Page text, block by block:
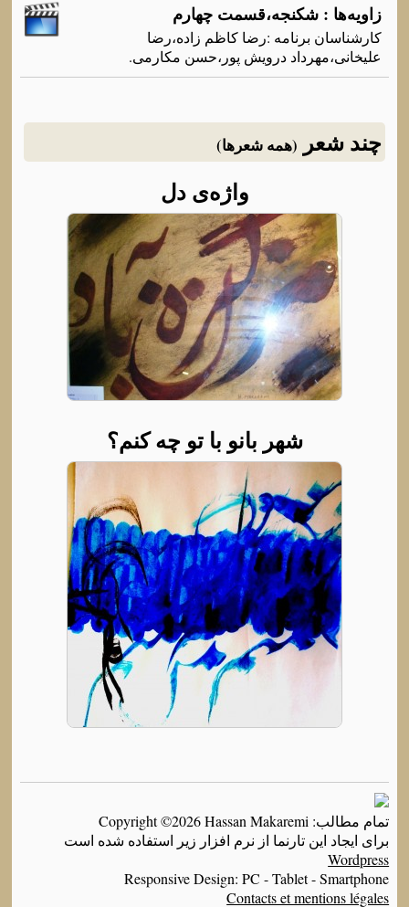
زاویه‌ها : شکنجه‌،قسمت چهارم
کارشناسان برنامه‌ :رضا کاظم زاده‌،رضا
علیخانی،مهرداد درویش پور،حسن مکارمی.
چند شعر (همه شعرها)
واژه‌ی دل
شهر بانو با تو چه کنم؟
تمام مطالب: Copyright ©2026 Hassan Makaremi
برای ایجاد این تارنما از نرم افزار زیر استفاده شده است
Wordpress
Responsive Design: PC - Tablet - Smartphone
Contacts et mentions légales